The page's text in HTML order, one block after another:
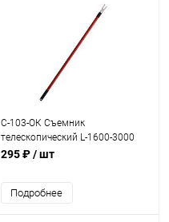
С-103-ОК Съемник
телескопический L-1600-3000
мм
295 ₽/ шт
Подробнее